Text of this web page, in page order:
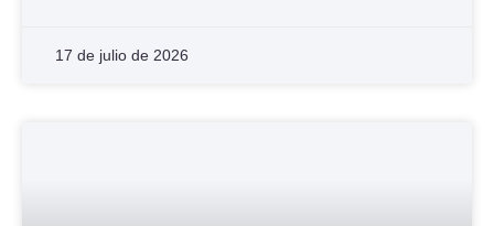
17 de julio de 2026